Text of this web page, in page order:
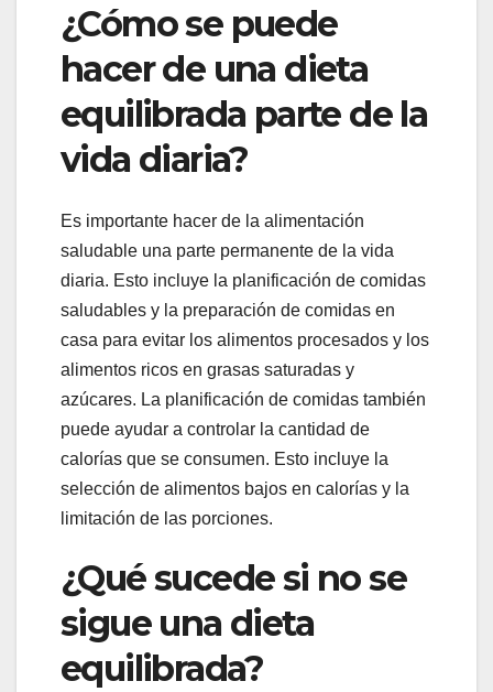
¿Cómo se puede
hacer de una dieta
equilibrada parte de la
vida diaria?
Es importante hacer de la alimentación
saludable una parte permanente de la vida
diaria. Esto incluye la planificación de comidas
saludables y la preparación de comidas en
casa para evitar los alimentos procesados ​​y los
alimentos ricos en grasas saturadas y
azúcares. La planificación de comidas también
puede ayudar a controlar la cantidad de
calorías que se consumen. Esto incluye la
selección de alimentos bajos en calorías y la
limitación de las porciones.
¿Qué sucede si no se
sigue una dieta
equilibrada?